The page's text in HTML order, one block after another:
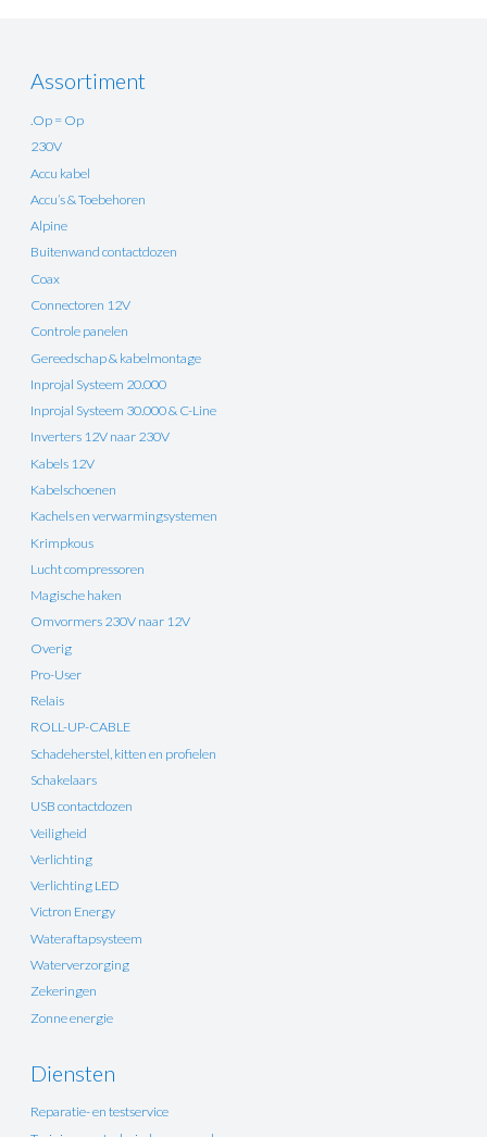
Assortiment
.Op = Op
230V
Accu kabel
Accu’s & Toebehoren
Alpine
Buitenwand contactdozen
Coax
Connectoren 12V
Controle panelen
Gereedschap & kabelmontage
Inprojal Systeem 20.000
Inprojal Systeem 30.000 & C-Line
Inverters 12V naar 230V
Kabels 12V
Kabelschoenen
Kachels en verwarmingsystemen
Krimpkous
Lucht compressoren
Magische haken
Omvormers 230V naar 12V
Overig
Pro-User
Relais
ROLL-UP-CABLE
Schadeherstel, kitten en profielen
Schakelaars
USB contactdozen
Veiligheid
Verlichting
Verlichting LED
Victron Energy
Wateraftapsysteem
Waterverzorging
Zekeringen
Zonne energie
Diensten
Reparatie- en testservice